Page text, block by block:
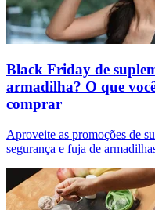
Black Friday de
armadilha? O que
comprar
Aproveite as promoções de
segurança e fuja de